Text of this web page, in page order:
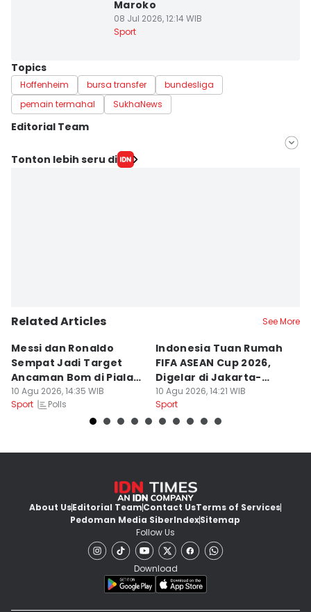
Maroko
08 Jul 2026, 12:14 WIB
Sport
Topics
Hoffenheim bursa transfer
bundesliga
pemain termahal
SukhaNews
Editorial Team
Editor
Tonton lebih seru di
Related Articles See More
Messi dan Ronaldo
Sempat Jadi Target
Ancaman Bom di Piala
Dunia 2026
10 Agu 2026, 14:35 WIB
Sport
Polls
Indonesia Tuan Rumah
FIFA ASEAN Cup 2026,
Digelar di Jakarta-
Bandung
10 Agu 2026, 14:21 WIB
Sport
About UsEditorial TeamContact UsTerms of Services
Pedoman Media SiberIndexSitemap
Follow Us
Download